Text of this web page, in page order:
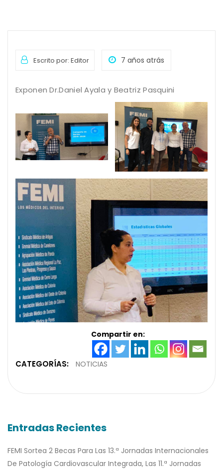
Escrito por: Editor 7 años atrás
Exponen Dr.Daniel Ayala y Beatriz Pasquini
Compartir en:
CATEGORÍAS: NOTICIAS
Entradas Recientes
FEMI Sortea 2 Becas Para Las 13.ª Jornadas Internacionales
De Patología Cardiovascular Integrada, Las 11.ª Jornadas